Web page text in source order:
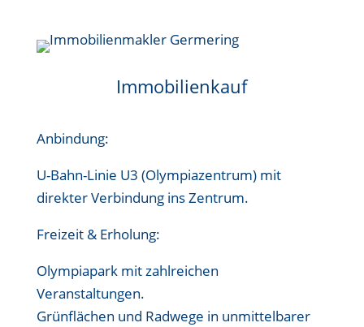
Immobilienkauf
Anbindung:
U-Bahn-Linie U3 (Olympiazentrum) mit
direkter Verbindung ins Zentrum.
Freizeit & Erholung:
Olympiapark mit zahlreichen
Veranstaltungen.
Grünflächen und Radwege in unmittelbarer